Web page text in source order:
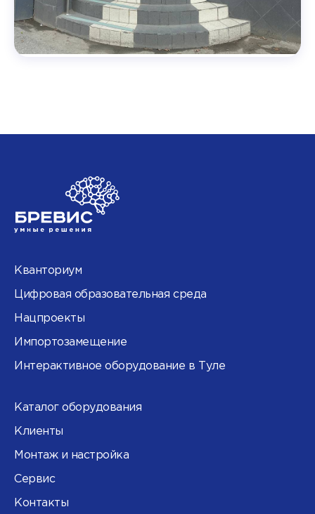
Кванториум
Цифровая образовательная среда
Нацпроекты
Импортозамещение
Интерактивное оборудование в Туле
Каталог оборудования
Клиенты
Монтаж и настройка
Сервис
Контакты